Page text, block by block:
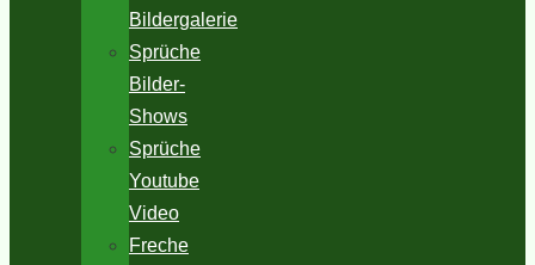
Bildergalerie
Sprüche
Bilder-
Shows
Sprüche
Youtube
Video
Freche